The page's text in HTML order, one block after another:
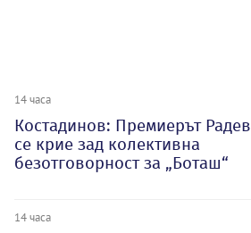
14 часа
Костадинов: Премиерът Радев
се крие зад колективна
безотговорност за „Боташ“
14 часа